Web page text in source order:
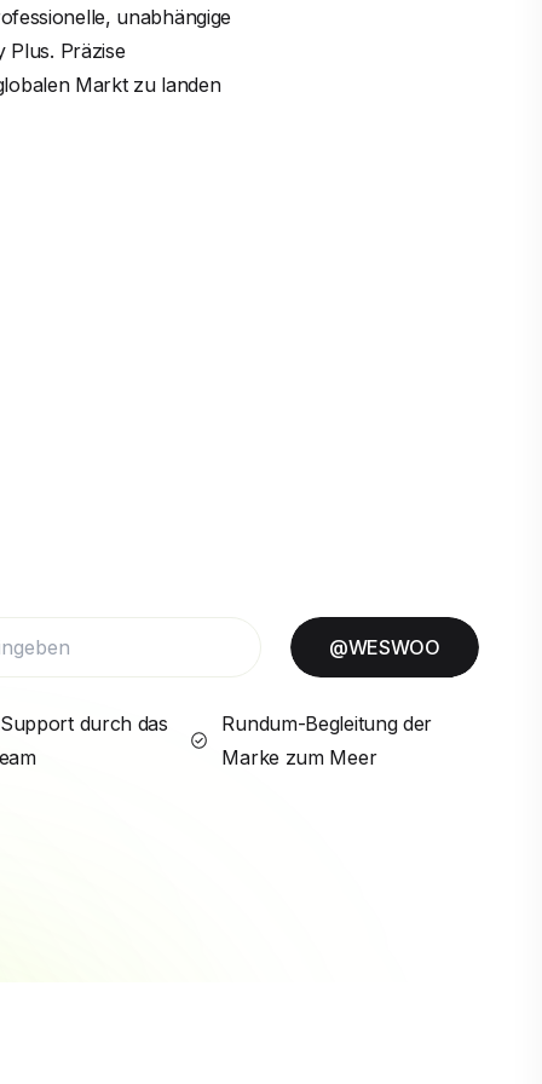
unabhängige
Plus. Präzise
Markt zu landen
@WESWOO
durch das
Rundum-Begleitung der
Marke zum Meer